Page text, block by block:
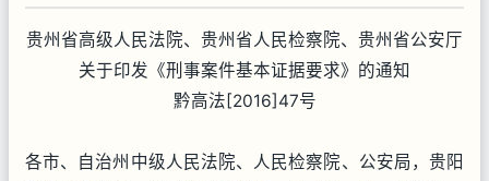
贵州省高级人民法院、贵州省人民检察院、贵州省公安厅
关于印发《刑事案件基本证据要求》的通知
黔高法[2016]47号
各市、自治州中级人民法院、人民检察院、公安局，贵阳